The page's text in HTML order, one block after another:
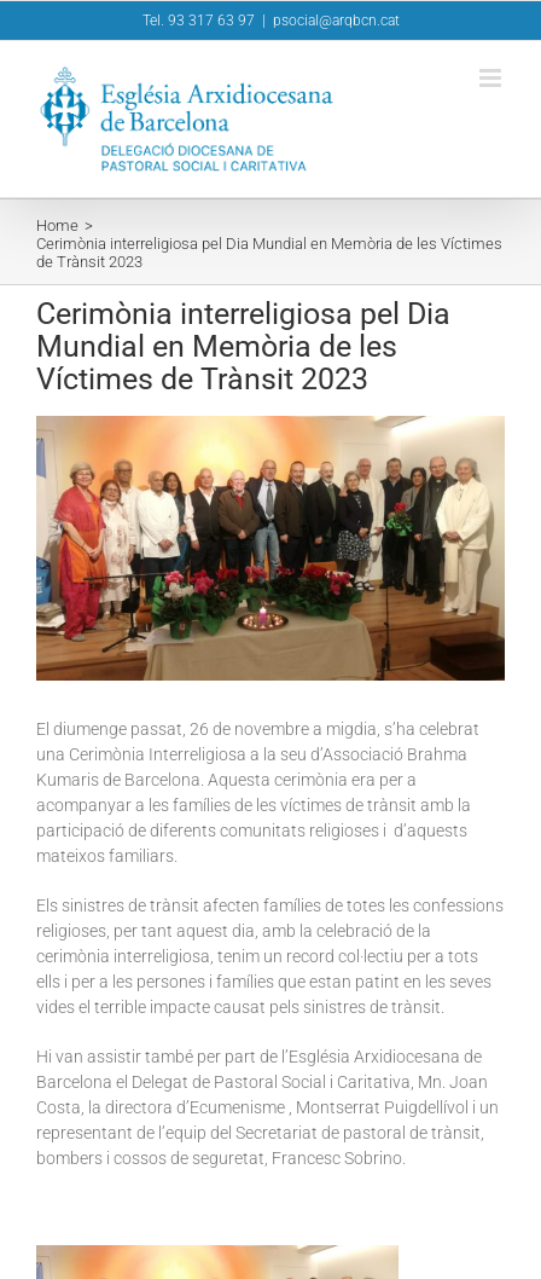
to
Tel. 93 317 63 97 psocial@arqbcn.cat
Home
Cerimònia interreligiosa pel Dia Mundial en Memòria de les Víctimes
de Trànsit 2023
Cerimònia interreligiosa pel Dia
Mundial en Memòria de les
Víctimes de Trànsit 2023
Larger
Image
El diumenge passat, 26 de novembre a migdia, s’ha celebrat
una Cerimònia Interreligiosa a la seu d’Associació Brahma
Kumaris de Barcelona. Aquesta cerimònia era per a
acompanyar a les famílies de les víctimes de trànsit amb la
participació de diferents comunitats religioses i d’aquests
mateixos familiars.
Els sinistres de trànsit afecten famílies de totes les confessions
religioses, per tant aquest dia, amb la celebració de la
cerimònia interreligiosa, tenim un record col·lectiu per a tots
ells i per a les persones i famílies que estan patint en les seves
vides el terrible impacte causat pels sinistres de trànsit.
Hi van assistir també per part de l’Església Arxidiocesana de
Barcelona el Delegat de Pastoral Social i Caritativa, Mn. Joan
Costa, la directora d’Ecumenisme , Montserrat Puigdellívol i un
representant de l’equip del Secretariat de pastoral de trànsit,
bombers i cossos de seguretat, Francesc Sobrino.